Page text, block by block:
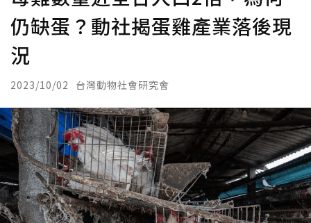
仍缺蛋？動社揭蛋雞產業落後現
況
2023/10/02 台灣動物社會研究會